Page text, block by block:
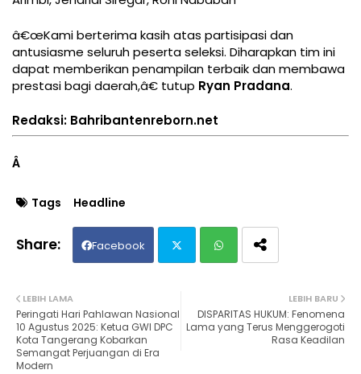
â€œKami berterima kasih atas partisipasi dan
antusiasme seluruh peserta seleksi. Diharapkan tim ini
dapat memberikan penampilan terbaik dan membawa
prestasi bagi daerah,â€ tutup Ryan Pradana.
Redaksi: Bahribantenreborn.net
Â
Tags Headline
Facebook
ter ats
LEBIH BARU
DISPARITAS HUKUM: Fenomena
Lama yang Terus Menggerogoti
Rasa Keadilan
LEBIH LAMA
Peringati Hari Pahlawan Nasional
10 Agustus 2025: Ketua GWI DPC
Kota Tangerang Kobarkan
Semangat Perjuangan di Era
Modern